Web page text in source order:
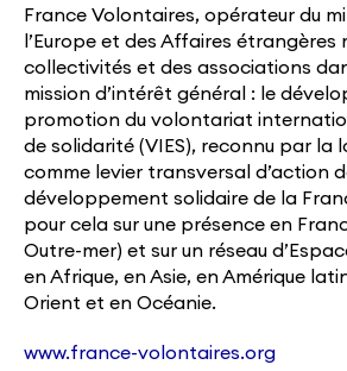
France Volontaires, opérateur du
l’Europe et des Affaires étrangères
collectivités et des associations
mission d’intérêt général : le
promotion du volontariat
de solidarité (VIES), reconnu par la
comme levier transversal d’action
développement solidaire de la
pour cela sur une présence en
Outre-mer) et sur un réseau
en Afrique, en Asie, en Amérique
Orient et en Océanie.
www.france-volontaires.org